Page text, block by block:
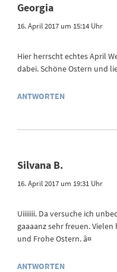
Georgia
16. April 2017 um 15:14 Uhr
Hier herrscht echtes April
dabei. Schöne Ostern und
ANTWORTEN
Silvana B.
16. April 2017 um 19:31 Uhr
Uiiiiiii. Da versuche ich
gaaaanz sehr freuen.
und Frohe Ostern. â¤
ANTWORTEN